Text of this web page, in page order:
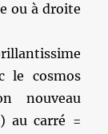
ou à droite
le cosmos
nouveau
au carré =